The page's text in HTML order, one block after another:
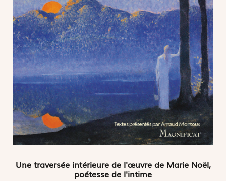
Une traversée intérieure de l'œuvre de Marie Noël,
poétesse de l'intime